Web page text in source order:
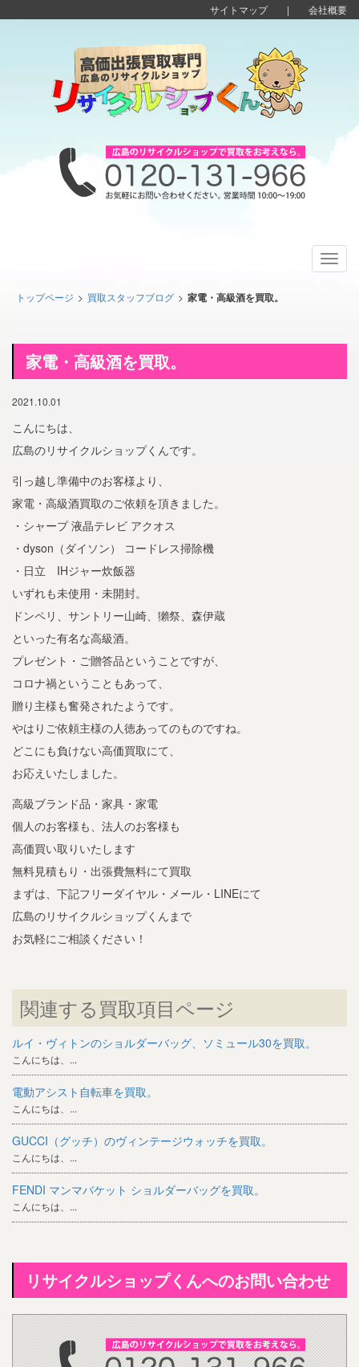
サイトマップ| 会社概要
トップページ > 買取スタッフブログ > 家電・高級酒を買取。
家電・高級酒を買取。
2021.10.01
こんにちは、
広島のリサイクルショップくんです。
引っ越し準備中のお客様より、
家電・高級酒買取のご依頼を頂きました。
・シャープ 液晶テレビ アクオス
・dyson（ダイソン） コードレス掃除機
・日立 IHジャー炊飯器
いずれも未使用・未開封。
ドンペリ、サントリー山崎、獺祭、森伊蔵
といった有名な高級酒。
プレゼント・ご贈答品ということですが、
コロナ禍ということもあって、
贈り主様も奮発されたようです。
やはりご依頼主様の人徳あってのものですね。
どこにも負けない高価買取にて、
お応えいたしました。
高級ブランド品・家具・家電
個人のお客様も、法人のお客様も
高価買い取りいたします
無料見積もり・出張費無料にて買取
まずは、下記フリーダイヤル・メール・LINEにて
広島のリサイクルショップくんまで
お気軽にご相談ください！
関連する買取項目ページ
ルイ・ヴィトンのショルダーバッグ、ソミュール30を買取。
こんにちは、...
電動アシスト自転車を買取。
こんにちは、...
GUCCI（グッチ）のヴィンテージウォッチを買取。
こんにちは、...
FENDI マンマバケット ショルダーバッグを買取。
こんにちは、...
リサイクルショップくんへのお問い合わせ